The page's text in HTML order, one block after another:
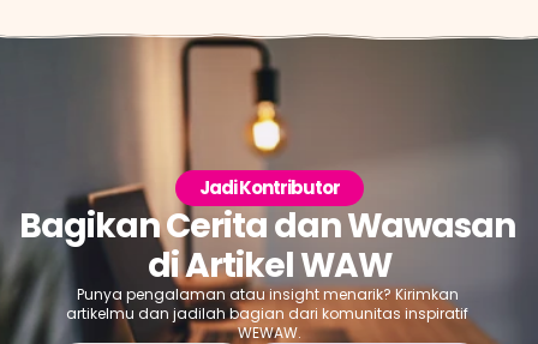
Jadi Kontributor
Bagikan Cerita dan Wawasan
di Artikel WAW
Punya pengalaman atau insight menarik? Kirimkan
artikelmu dan jadilah bagian dari komunitas inspiratif
WEWAW.